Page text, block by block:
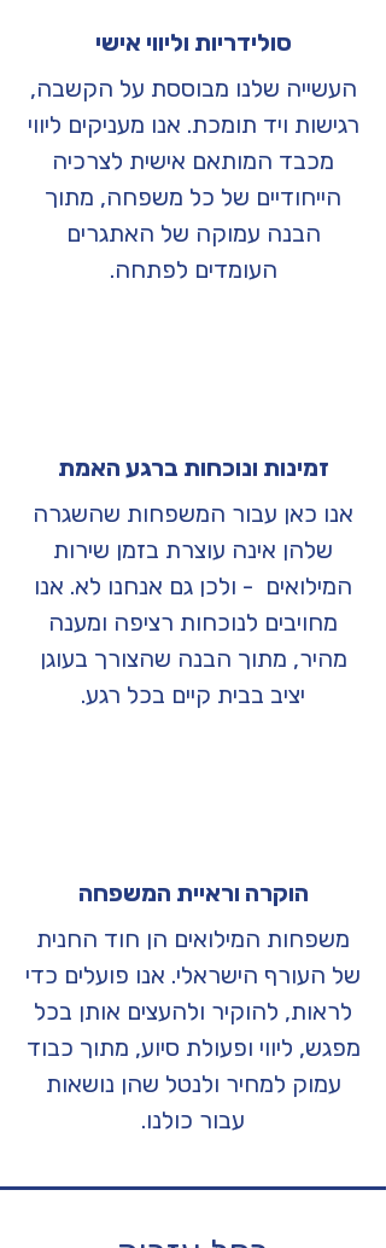
סולידריות וליווי אישי
העשייה שלנו מבוססת על הקשבה,
רגישות ויד תומכת. אנו מעניקים ליווי
מכבד המותאם אישית לצרכיה
הייחודיים של כל משפחה, מתוך
הבנה עמוקה של האתגרים
העומדים לפתחה.
זמינות ונוכחות ברגע האמת
אנו כאן עבור המשפחות שהשגרה
שלהן אינה עוצרת בזמן שירות
המילואים - ולכן גם אנחנו לא. אנו
מחויבים לנוכחות רציפה ומענה
מהיר, מתוך הבנה שהצורך בעוגן
יציב בבית קיים בכל רגע.
הוקרה וראיית המשפחה
משפחות המילואים הן חוד החנית
של העורף הישראלי. אנו פועלים כדי
לראות, להוקיר ולהעצים אותן בכל
מפגש, ליווי ופעולת סיוע, מתוך כבוד
עמוק למחיר ולנטל שהן נושאות
עבור כולנו.